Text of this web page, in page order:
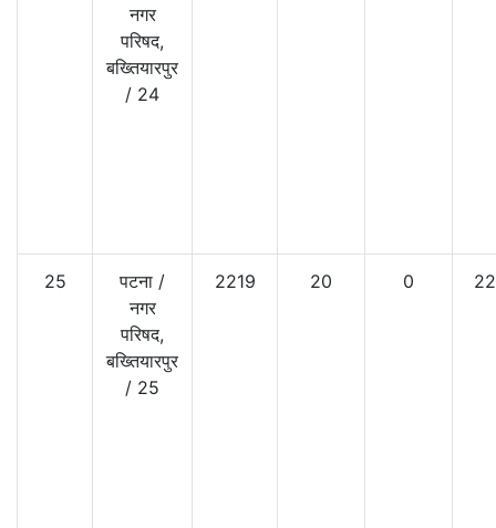
नगर
परिषद,
बख्तियारपुर
/ 24
25 पटना /
नगर
परिषद,
बख्तियारपुर
/ 25
2219 20 0